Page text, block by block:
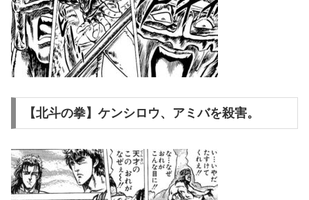
【北斗の拳】ケンシロウ、アミバを殺害。